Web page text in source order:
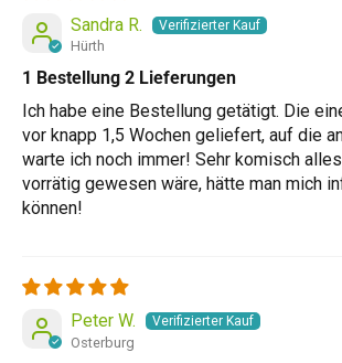
Sandra R.
Hürth
1 Bestellung 2 Lieferungen
Ich habe eine Bestellung getätigt. Die
vor knapp 1,5 Wochen geliefert, auf die
warte ich noch immer! Sehr komisch
vorrätig gewesen wäre, hätte man mich
können!
Peter W.
Osterburg